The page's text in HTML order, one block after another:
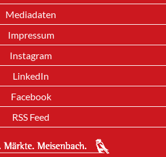
Mediadaten
Impressum
Instagram
LinkedIn
Facebook
RSS Feed